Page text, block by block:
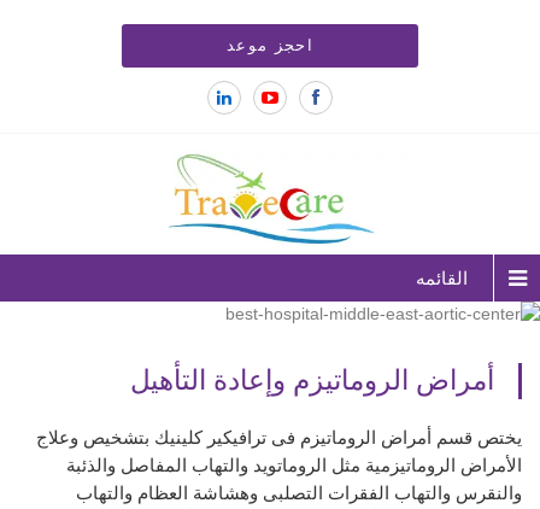
احجز موعد
القائمه
أمراض الروماتيزم وإعادة التأهيل
يختص قسم أمراض الروماتيزم فى ترافيكير كلينيك بتشخيص وعلاج
الأمراض الروماتيزمية مثل الروماتويد والتهاب المفاصل والذئبة
والنقرس والتهاب الفقرات التصلبى وهشاشة العظام والتهاب